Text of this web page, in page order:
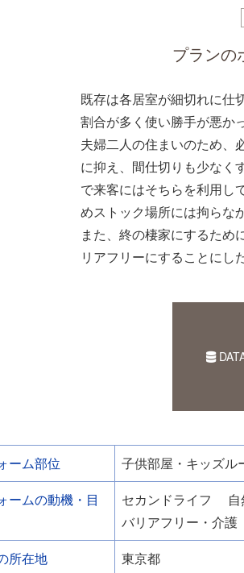
プランの
既存は各居室が細切れに仕
割合が多く使い勝手が悪かっ
夫婦二人の住まいのため、
に抑え、間仕切りも少なく
で来客にはそちらを利用し
めストック場所には拘らな
また、終の棲家にするため
リアフリーにすることにした
ーム部位 子供部屋・キッズル
ームの動機・目
セカンドライフ
バリアフリー・介護
所在地
東京都